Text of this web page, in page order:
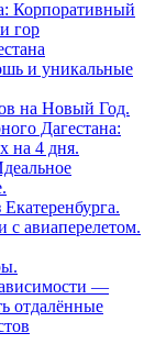
Корпоративный
гор
и уникальные
на Новый Год.
Дагестана:
на 4 дня.
с авиаперелетом.
—
отдалённые